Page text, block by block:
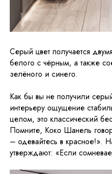
Серый цвет получается
белого с чёрным, а также
зелёного и синего.
Как бы вы не получили
интерьеру ощущение
целом, это классический
Помните, Коко Шанель
– одевайтесь в красное!».
утверждают: «Если